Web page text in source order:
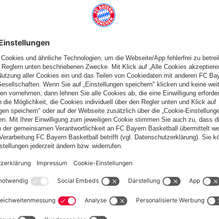
Spielminute 57'
Skov für Larsenin Spielminute 57'
Gelbe Karte Rudyin Spielminute 60'
GELBE
WechselChoupo-
MOTING
65'